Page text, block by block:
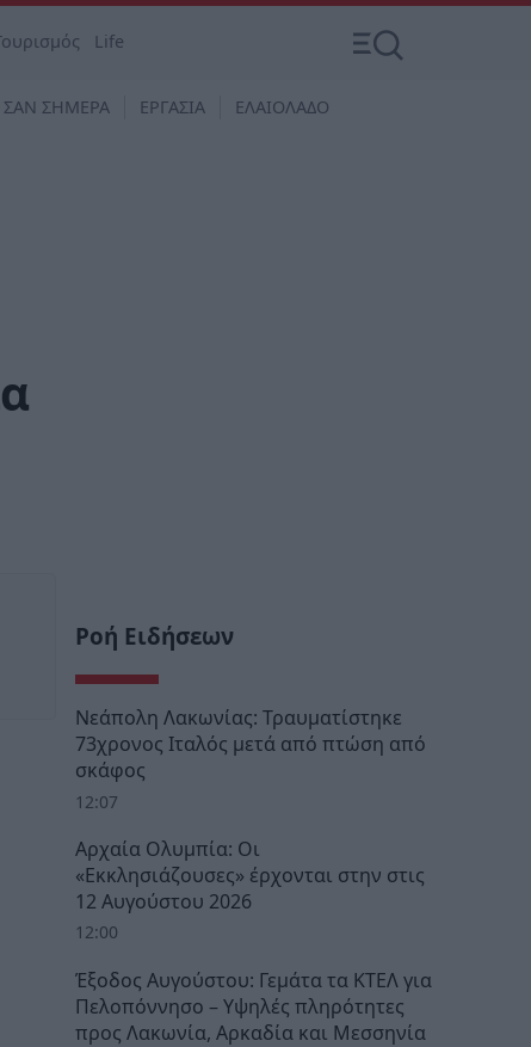
Life
ΣΑΝ ΣΗΜΕΡΑ ΕΡΓΑΣΙΑ ΕΛΑΙΟΛΑΔΟ
Ροή Ειδήσεων
Νεάπολη Λακωνίας: Τραυματίστηκε
73χρονος Ιταλός μετά από πτώση από
σκάφος
12:07
Αρχαία Ολυμπία: Οι
«Εκκλησιάζουσες» έρχονται στην στις
12 Αυγούστου 2026
12:00
Έξοδος Αυγούστου: Γεμάτα τα ΚΤΕΛ για
Πελοπόννησο – Υψηλές πληρότητες
προς Λακωνία, Αρκαδία και Μεσσηνία